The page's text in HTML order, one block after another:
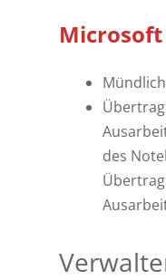
Microsoft
des